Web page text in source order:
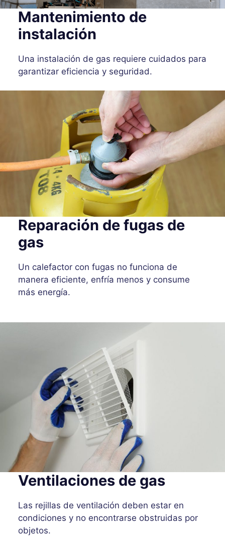
Mantenimiento de
instalación
Una instalación de gas requiere cuidados para
garantizar eficiencia y seguridad.
Reparación de fugas de
gas
Un calefactor con fugas no funciona de
manera eficiente, enfría menos y consume
más energía.
Ventilaciones de gas
Las rejillas de ventilación deben estar en
condiciones y no encontrarse obstruidas por
objetos.